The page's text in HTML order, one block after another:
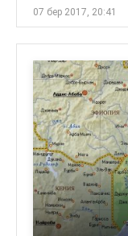
07 бер 2017, 20:41